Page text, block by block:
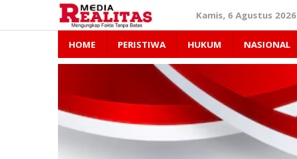
konten
Kamis, 6 Agustus 2026
HOME PERISTIWA HUKUM NASIONAL